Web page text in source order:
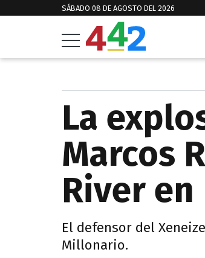
SÁBADO 08 DE AGOSTO DEL 2026
La
Marcos
River en
El defensor del
Millonario.